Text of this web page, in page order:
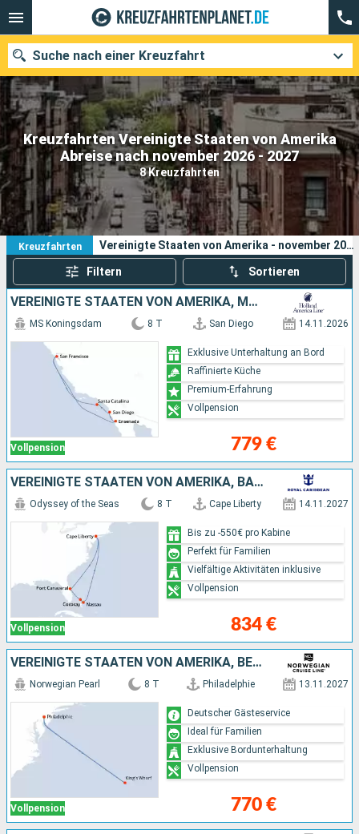
Kreuzfahrten Vereinigte Staaten von Amerika
Abreise nach november 2026 - 2027
8 Kreuzfahrten
Suche nach einer Kreuzfahrt
Unsere Ziele
Abfahrtsmonat
Häfen Reedereien
Suchen
8
Kreuzfahrten
Ihre Suchkriterien:
Vereinigte Staaten von Amerika - november 2026 - 2027
Filtern Sortieren
VEREINIGTE STAATEN VON AMERIKA, MEXIKO
Vollpension
MS Koningsdam 8 T San Diego 14.11.2026
779 €
Exklusive Unterhaltung an Bord
Raffinierte Küche
Premium-Erfahrung
Vollpension
VEREINIGTE STAATEN VON AMERIKA, BAHAMAS
Vollpension
Odyssey of the Seas 8 T Cape Liberty 14.11.2027
834 €
Bis zu -550€ pro Kabine
Perfekt für Familien
Vielfältige Aktivitäten inklusive
Vollpension
VEREINIGTE STAATEN VON AMERIKA, BERMUDA
Vollpension
Norwegian Pearl 8 T Philadelphie 13.11.2027
770 €
Deutscher Gästeservice
Ideal für Familien
Exklusive Bordunterhaltung
Vollpension